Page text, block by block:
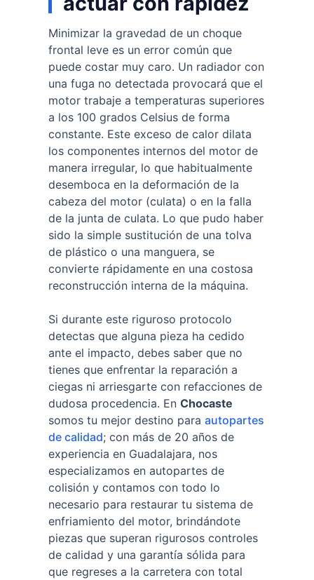
Minimizar la gravedad de un choque
frontal leve es un error común que
puede costar muy caro. Un radiador con
una fuga no detectada provocará que el
motor trabaje a temperaturas superiores
a los 100 grados Celsius de forma
constante. Este exceso de calor dilata
los componentes internos del motor de
manera irregular, lo que habitualmente
desemboca en la deformación de la
cabeza del motor (culata) o en la falla
de la junta de culata. Lo que pudo haber
sido la simple sustitución de una tolva
de plástico o una manguera, se
convierte rápidamente en una costosa
reconstrucción interna de la máquina.
Si durante este riguroso protocolo
detectas que alguna pieza ha cedido
ante el impacto, debes saber que no
tienes que enfrentar la reparación a
ciegas ni arriesgarte con refacciones de
dudosa procedencia. En Chocaste
somos tu mejor destino para autopartes
de calidad; con más de 20 años de
experiencia en Guadalajara, nos
especializamos en autopartes de
colisión y contamos con todo lo
necesario para restaurar tu sistema de
enfriamiento del motor, brindándote
piezas que superan rigurosos controles
de calidad y una garantía sólida para
que regreses a la carretera con total